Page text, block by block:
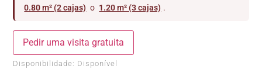
0.80 m² (2 cajas) o 1.20 m² (3 cajas) .
Pedir uma visita gratuita
Disponibilidade: Disponível